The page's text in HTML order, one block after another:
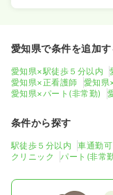
愛知県で条件を追加す
愛知県×駅徒歩５分以内
愛知県×正看護師
愛知県
愛知県×パート(非常勤)
条件から探す
駅徒歩５分以内 車通勤可
クリニック
パート(非常